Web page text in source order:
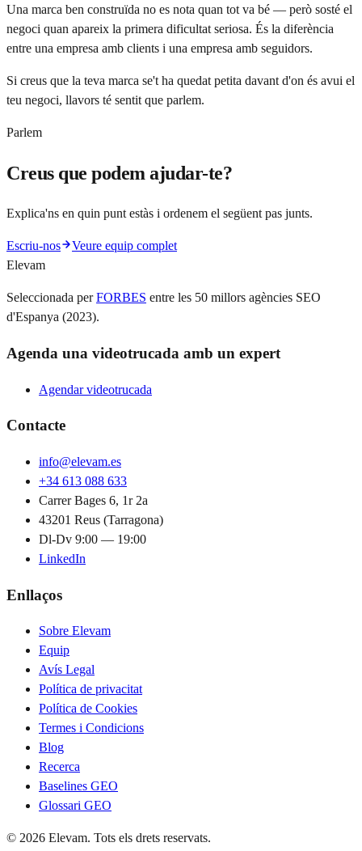
Una marca ben construïda no es nota quan tot va bé — però sosté el
negoci quan apareix la primera dificultat seriosa. És la diferència
entre una empresa amb clients i una empresa amb seguidors.
Si creus que la teva marca se't ha quedat petita davant d'on és avui el
teu negoci, llavors té sentit que parlem.
Parlem
Creus que podem ajudar-te?
Explica'ns en quin punt estàs i ordenem el següent pas junts.
Escriu-nos
Veure equip complet
Elevam
Seleccionada per FORBES entre les 50 millors agències SEO
d'Espanya (2023).
Agenda una videotrucada amb un expert
Agendar videotrucada
Contacte
info@elevam.es
+34 613 088 633
Carrer Bages 6, 1r 2a
43201 Reus (Tarragona)
Dl-Dv 9:00 — 19:00
LinkedIn
Enllaços
Sobre Elevam
Equip
Avís Legal
Política de privacitat
Política de Cookies
Termes i Condicions
Blog
Recerca
Baselines GEO
Glossari GEO
© 2026 Elevam. Tots els drets reservats.